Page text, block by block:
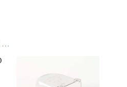
…